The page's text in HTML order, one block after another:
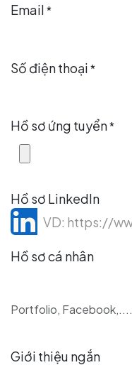
Email *
Số điện thoại *
Hồ sơ ứng tuyển*
Hồ sơ LinkedIn
Hồ sơ cá nhân
Portfolio, Facebook,....
Giới thiệu ngắn